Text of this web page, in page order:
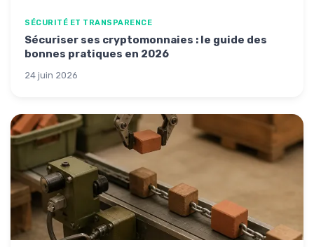
SÉCURITÉ ET TRANSPARENCE
Sécuriser ses cryptomonnaies : le guide des
bonnes pratiques en 2026
24 juin 2026